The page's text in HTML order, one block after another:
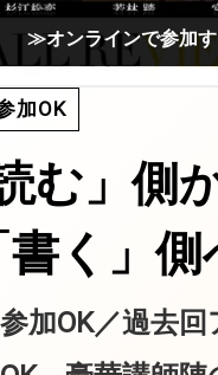
≫オンラインで参加
加OK
読む」側
書く」
加OK／過去